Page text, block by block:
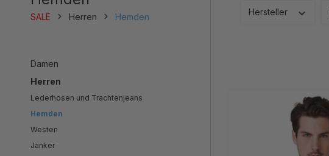
SALE Herren Hemden
Damen
Herren
Lederhosen und Trachtenjeans
Hemden
Westen
Janker
Hersteller